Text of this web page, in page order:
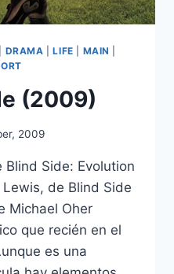
DRAMA |LIFE MAIN
(2009)
2009
Side: Evolution
de Blind Side
Michael Oher
que recién en el
es una